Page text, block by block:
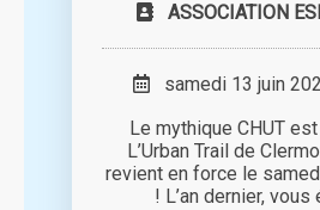
ASSOCIATION
samedi 13 juin
Le mythique CHUT est
L’Urban Trail de
revient en force le
! L’an dernier, vous